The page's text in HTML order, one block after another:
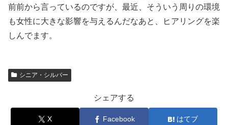
前前から言っているのですが、最近、そういう周りの環境
も女性に大きな影響を与えるんだなあと、ヒアリングを楽
しんでます。
シニア・シルバー
シェアする
X Facebook はてブ